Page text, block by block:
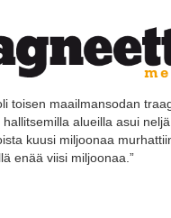
toisen maailmansodan
alueilla asui
kuusi miljoonaa
enää viisi miljoonaa.”